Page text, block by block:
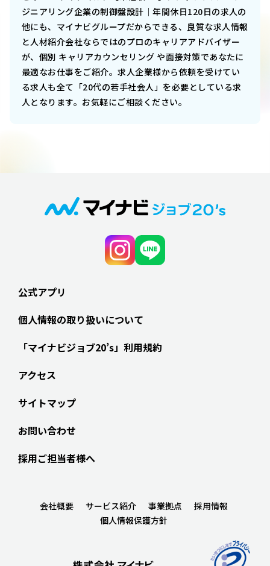
ジニアリング企業の制御盤設計｜年間休日120日の求人の
他にも、マイナビグループだからできる、良質な求人情報
と人材紹介会社ならではのプロのキャリアアドバイザー
が、個別 キャリアカウンセリング や面接対策であなたに
最適なお仕事をご紹介。求人企業様から依頼を受けてい
る求人も全て「20代の若手社会人」を必要としている求
人となります。お気軽にご相談ください。
公式アプリ
個人情報の取り扱いについて
「マイナビジョブ20’s」利用規約
アクセス
サイトマップ
お問い合わせ
採用ご担当者様へ
会社概要 サービス紹介 事業拠点
採用情報
個人情報保護方針